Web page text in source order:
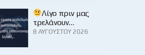
Λίγο πριν μας
τρελάνουν…
8 ΑΥΓΟΎΣΤΟΥ 2026